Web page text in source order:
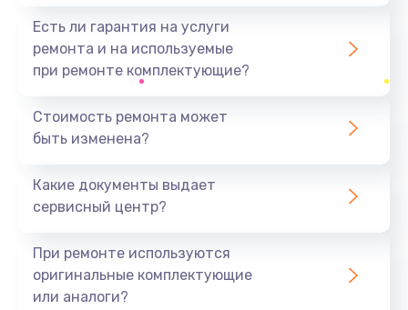
Есть ли гарантия на услуги
ремонта и на используемые
при ремонте комплектующие?
Стоимость ремонта может
быть изменена?
Какие документы выдает
сервисный центр?
При ремонте используются
оригинальные комплектующие
или аналоги?